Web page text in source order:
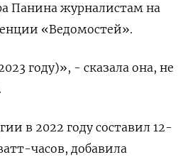
Панина журналистам на
«Ведомостей».
году)», - сказала она, не
в 2022 году составил 12-
часов, добавила